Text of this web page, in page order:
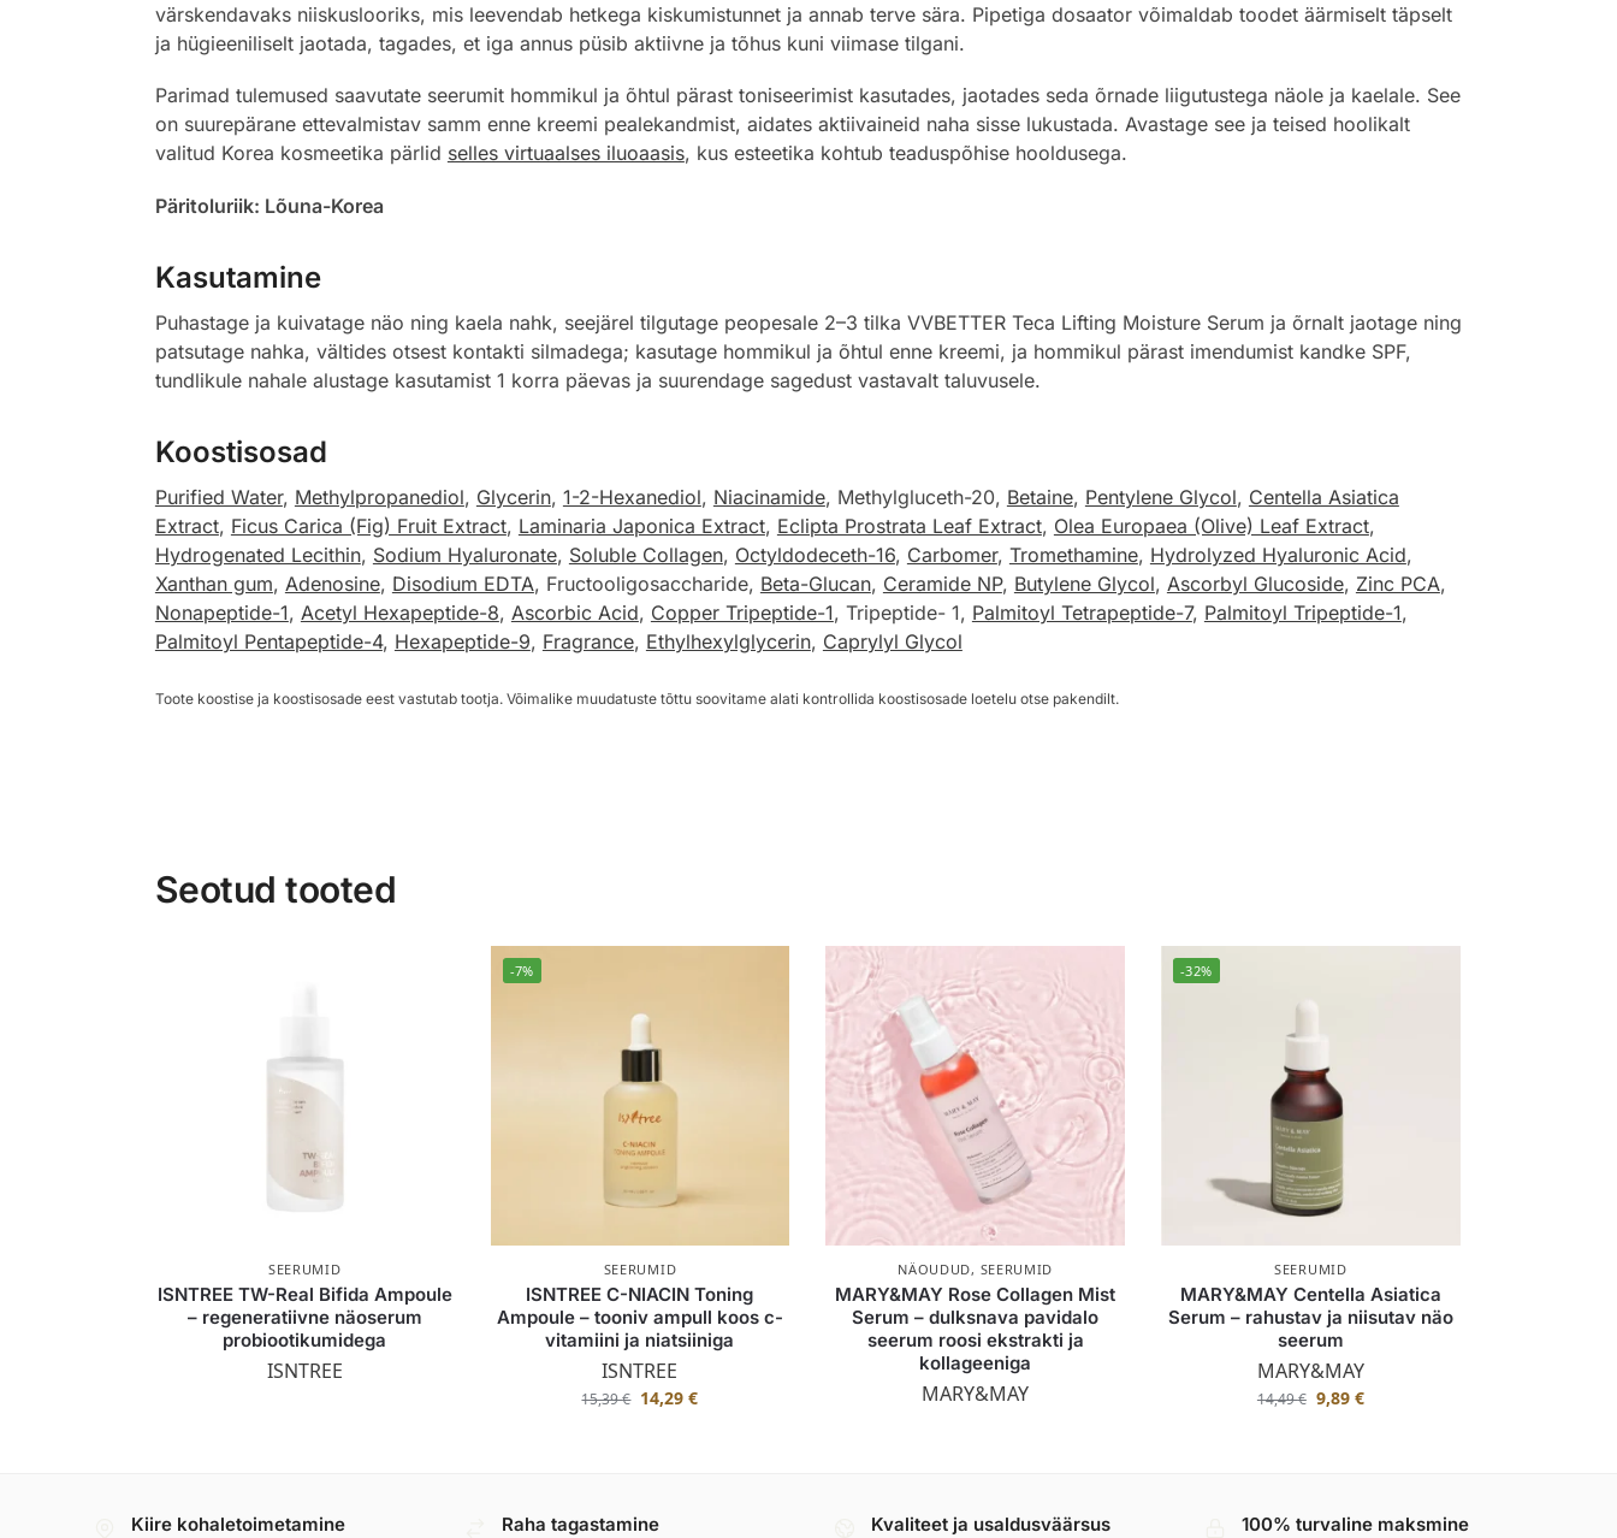
värskendavaks niiskuslooriks, mis leevendab hetkega kiskumistunnet ja annab terve sära. Pipetiga dosaator võimaldab toodet äärmiselt täpselt
ja hügieeniliselt jaotada, tagades, et iga annus püsib aktiivne ja tõhus kuni viimase tilgani.
Parimad tulemused saavutate seerumit hommikul ja õhtul pärast toniseerimist kasutades, jaotades seda õrnade liigutustega näole ja kaelale. See
on suurepärane ettevalmistav samm enne kreemi pealekandmist, aidates aktiivaineid naha sisse lukustada. Avastage see ja teised hoolikalt
valitud Korea kosmeetika pärlid selles virtuaalses iluoaasis, kus esteetika kohtub teaduspõhise hooldusega.
Päritoluriik: Lõuna-Korea
Kasutamine
Puhastage ja kuivatage näo ning kaela nahk, seejärel tilgutage peopesale 2–3 tilka VVBETTER Teca Lifting Moisture Serum ja õrnalt jaotage ning
patsutage nahka, vältides otsest kontakti silmadega; kasutage hommikul ja õhtul enne kreemi, ja hommikul pärast imendumist kandke SPF,
tundlikule nahale alustage kasutamist 1 korra päevas ja suurendage sagedust vastavalt taluvusele.
Koostisosad
Purified Water, Methylpropanediol, Glycerin, 1-2-Hexanediol, Niacinamide, Methylgluceth-20, Betaine, Pentylene Glycol, Centella Asiatica
Extract, Ficus Carica (Fig) Fruit Extract, Laminaria Japonica Extract, Eclipta Prostrata Leaf Extract, Olea Europaea (Olive) Leaf Extract,
Hydrogenated Lecithin, Sodium Hyaluronate, Soluble Collagen, Octyldodeceth-16, Carbomer, Tromethamine, Hydrolyzed Hyaluronic Acid,
Xanthan gum, Adenosine, Disodium EDTA, Fructooligosaccharide, Beta-Glucan, Ceramide NP, Butylene Glycol, Ascorbyl Glucoside, Zinc PCA,
Nonapeptide-1, Acetyl Hexapeptide-8, Ascorbic Acid, Copper Tripeptide-1, Tripeptide- 1, Palmitoyl Tetrapeptide-7, Palmitoyl Tripeptide-1,
Palmitoyl Pentapeptide-4, Hexapeptide-9, Fragrance, Ethylhexylglycerin, Caprylyl Glycol
Toote koostise ja koostisosade eest vastutab tootja. Võimalike muudatuste tõttu soovitame alati kontrollida koostisosade loetelu otse pakendilt.
Seotud tooted
SEERUMID
ISNTREE TW-Real Bifida Ampoule
– regeneratiivne näoserum
probiootikumidega
ISNTREE
-7%
SEERUMID
ISNTREE C-NIACIN Toning
Ampoule – tooniv ampull koos c-
vitamiini ja niatsiiniga
ISNTREE
15,39€ 14,29€
NÄOUDUD, SEERUMID
MARY&MAY Rose Collagen Mist
Serum – dulksnava pavidalo
seerum roosi ekstrakti ja
kollageeniga
MARY&MAY
-32%
SEERUMID
MARY&MAY Centella Asiatica
Serum – rahustav ja niisutav näo
seerum
MARY&MAY
14,49€ 9,89 €
Kiire kohaletoimetamine Raha tagastamine Kvaliteet ja usaldusväärsus 100% turvaline maksmine